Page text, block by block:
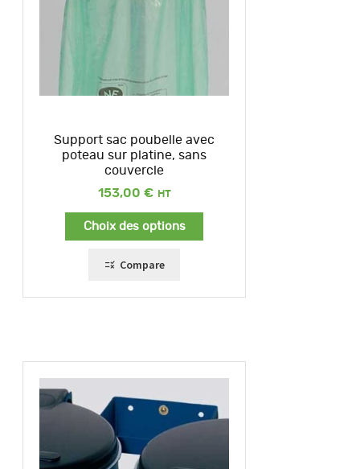
Support sac poubelle avec
poteau sur platine, sans
couvercle
153,00 €
Choix des options
Compare